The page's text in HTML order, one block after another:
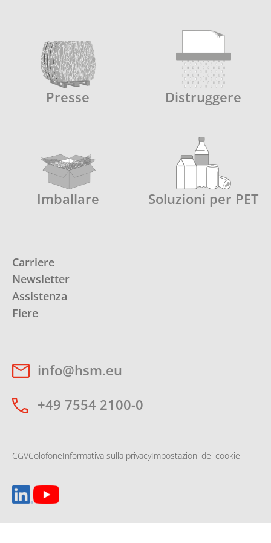
Presse Distruggere
Imballare Soluzioni per PET
Carriere
Newsletter
Assistenza
Fiere
info@hsm.eu
+49 7554 2100-0
CGVColofoneInformativa sulla privacyImpostazioni dei cookie